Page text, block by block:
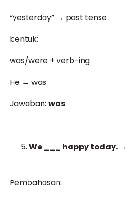
“yesterday” → past tense
bentuk:
was/were + verb-ing
He → was
Jawaban: was
We ___ happy today.
Pembahasan: